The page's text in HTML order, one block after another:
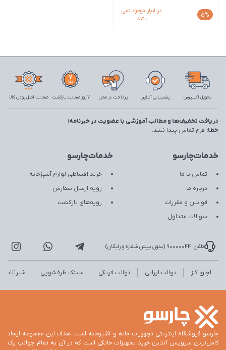
5%
در انبار موجود نمی
باشد
تحویل اکسپرس پشتیبانی آنلاین پرداخت در محل 7 روز ضمانت بازگشت ضمانت اصل بودن کالا
خدمات‌چارسو
تماس با ما
درباره ما
قوانین و مقررات
سوالات متداول
خدمات‌چارسو
خرید اقساطی لوازم آشپزخانه
رویه ارسال سفارش
رویه‌های بازگشت
دریافت تخفیف‌ها و مطالب آموزشی با عضویت در خبرنامه:
خطا: فرم تماس پیدا نشد.
تلفن: 90000044 (بدون پیش شماره و رایگان)
اجاق گاز توالت ایرانی توالت فرنگی سینک ظرفشویی شیرآلات
چارسو فروشگاه اینترنتی تجهیزات خانه و آشپزخانه است. هدف این مجموعه ایجاد
کامل‌ترین سرویس آنلاین خرید تجهیزات خانگی است که در آن به تمام جوانب یک